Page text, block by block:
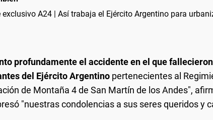
exclusivo A24 | Así trabaja el Ejército Argentino para
profundamente el accidente en el que
del Ejército Argentino pertenecientes al
de Montaña 4 de San Martín de los Andes",
"nuestras condolencias a sus seres queridos y